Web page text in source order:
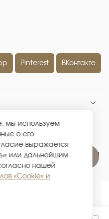
Pinterest ВКонтакте
|
Политика
данных
мы используем
о его
выражается
или дальнейшим
нашей
«Cookie» и